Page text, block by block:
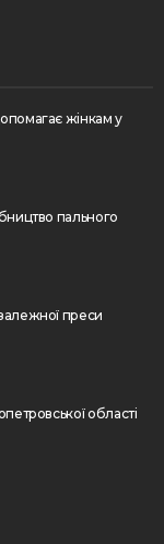
жінкам у
пального
преси
області